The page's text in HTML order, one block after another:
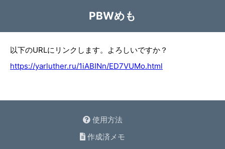
PBWめも
以下のURLにリンクします。よろしいですか？
https://yarluther.ru/1iABINn/ED7VUMo.html
使用方法
作成済メモ